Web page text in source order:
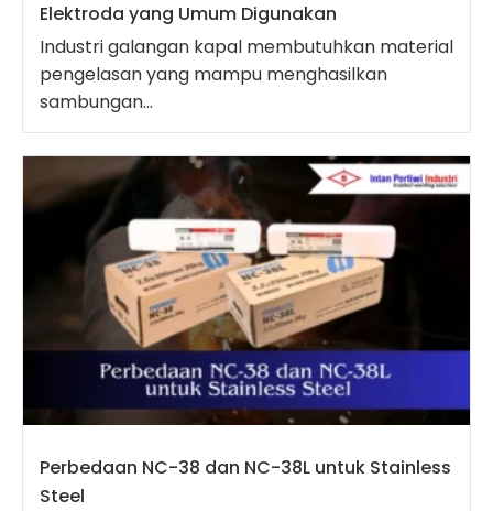
Elektroda yang Umum Digunakan
Industri galangan kapal membutuhkan material
pengelasan yang mampu menghasilkan
sambungan...
Perbedaan NC-38 dan NC-38L untuk Stainless
Steel